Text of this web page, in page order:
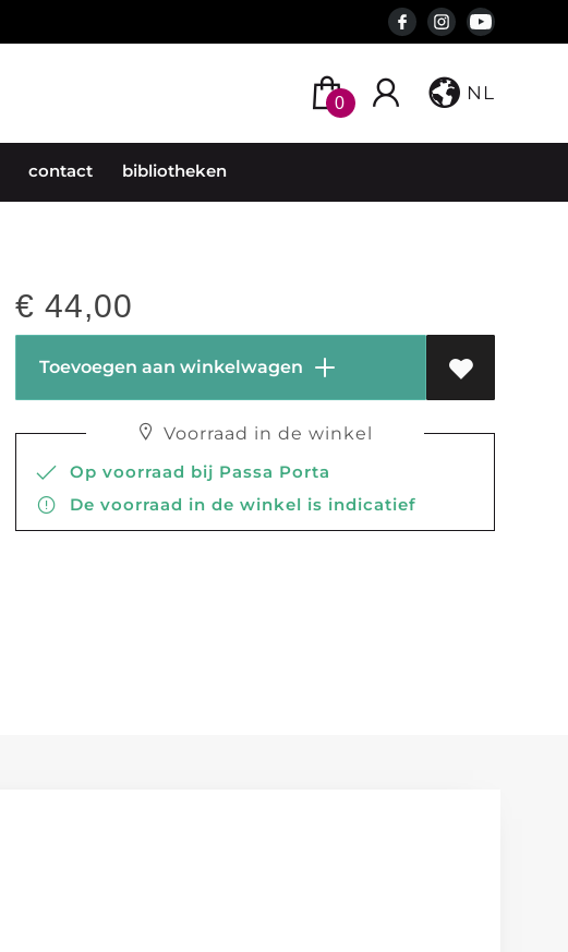
0 NL
contact bibliotheken
€ 44,00
Toevoegen aan winkelwagen
Voorraad in de winkel
Op voorraad bij Passa Porta
De voorraad in de winkel is indicatief